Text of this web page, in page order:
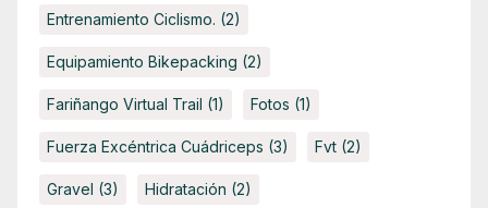
Entrenamiento Ciclismo. (2)
Equipamiento Bikepacking (2)
Fariñango Virtual Trail (1) Fotos (1)
Fuerza Excéntrica Cuádriceps (3) Fvt (2)
Gravel (3) Hidratación (2)